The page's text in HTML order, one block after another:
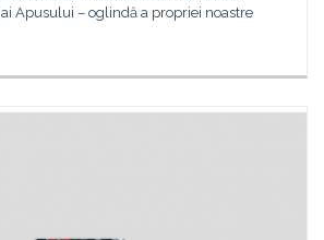
Apusului – oglindă a propriei noastre